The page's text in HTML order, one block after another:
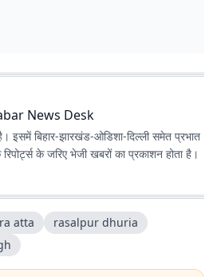
News Desk
इसमें बिहार-झारखंड-ओडिशा-दिल्‍ली समेत प्रभात
के जरिए भेजी खबरों का प्रकाशन होता है।
atta
rasalpur dhuria